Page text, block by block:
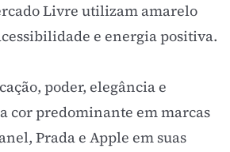
Livre utilizam amarelo
e energia positiva.
poder, elegância e
cor predominante em marcas
Prada e Apple em suas